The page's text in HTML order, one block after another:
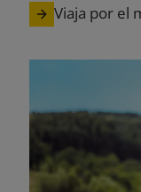
Viaja por el